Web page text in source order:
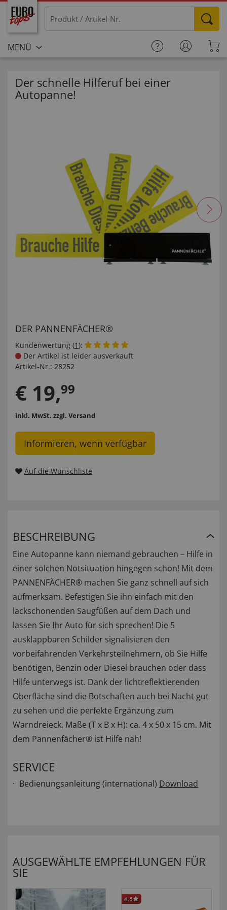
MENÜ
Der schnelle Hilferuf bei einer
Autopanne!
DER PANNENFÄCHER®
Kundenwertung (1):
Der Artikel ist leider ausverkauft
Artikel-Nr.: 28252
€ 19,99
inkl. MwSt. zzgl. Versand
Informieren, wenn verfügbar
Auf die Wunschliste
BESCHREIBUNG
Eine Autopanne kann niemand gebrauchen – Hilfe in
einer solchen Notsituation hingegen schon! Mit dem
PANNENFÄCHER® machen Sie ganz schnell auf sich
aufmerksam. Befestigen Sie ihn einfach mit den
lackschonenden Saugfüßen auf dem Dach und
lassen Sie Ihr Auto für sich sprechen! Die 5
ausklappbaren Schilder signalisieren den
vorbeifahrenden Verkehrsteilnehmern, ob Sie Hilfe
benötigen, Benzin oder Diesel brauchen oder dass
Hilfe unterwegs ist. Dank der lichtreflektierenden
Oberfläche sind die Botschaften auch bei Nacht gut
zu sehen und die perfekte Ergänzung zum
Warndreieck. Maße (T x B x H): ca. 4 x 50 x 15 cm. Mit
dem Pannenfächer® ist Hilfe nah!
SERVICE
Bedienungsanleitung (international) Download
AUSGEWÄHLTE EMPFEHLUNGEN FÜR
SIE
4,5